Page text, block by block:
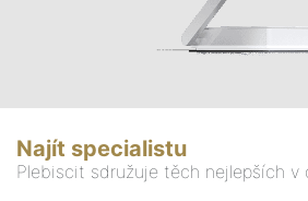
Najít specialistu
Plebiscit sdružuje těch nejlepších v